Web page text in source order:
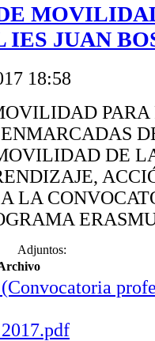
IES JUAN
18:58
PARA
DE
LA
Adjuntos: